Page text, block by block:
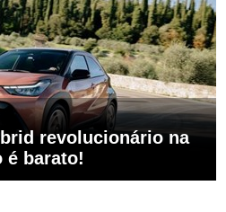
revolucionário na
é barato!